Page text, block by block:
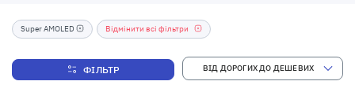
Super AMOLED Відмінити всі фільтри
ФІЛЬТР